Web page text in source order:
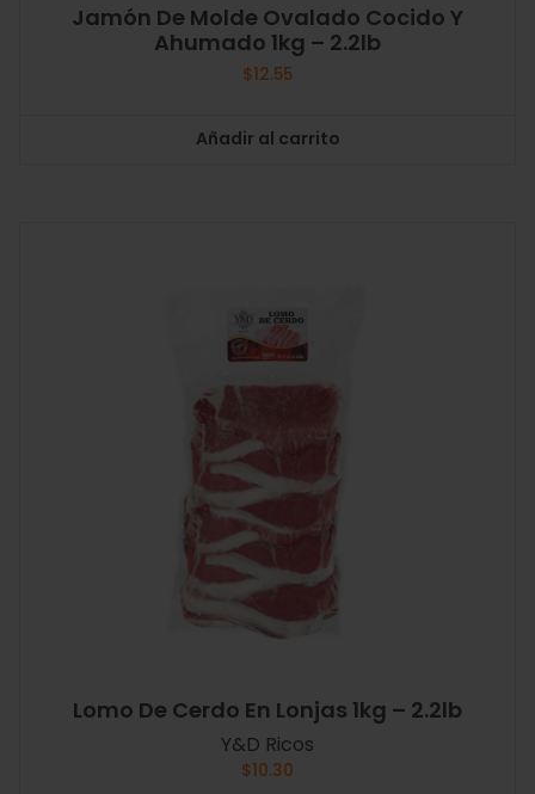
Jamón De Molde Ovalado Cocido Y
Ahumado 1kg – 2.2lb
$12.55
Añadir al carrito
Lomo De Cerdo En Lonjas 1kg – 2.2lb
Y&D Ricos
$10.30